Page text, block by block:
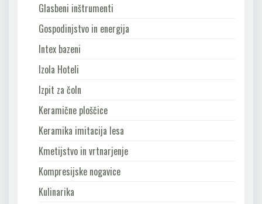
Glasbeni inštrumenti
Gospodinjstvo in energija
Intex bazeni
Izola Hoteli
Izpit za čoln
Keramične ploščice
Keramika imitacija lesa
Kmetijstvo in vrtnarjenje
Kompresijske nogavice
Kulinarika